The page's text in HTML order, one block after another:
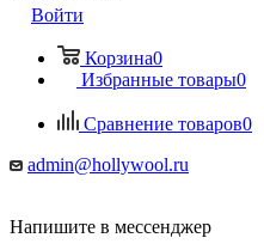
Войти
Корзина0
Избранные товары0
Сравнение товаров0
admin@hollywool.ru
Напишите в мессенджер